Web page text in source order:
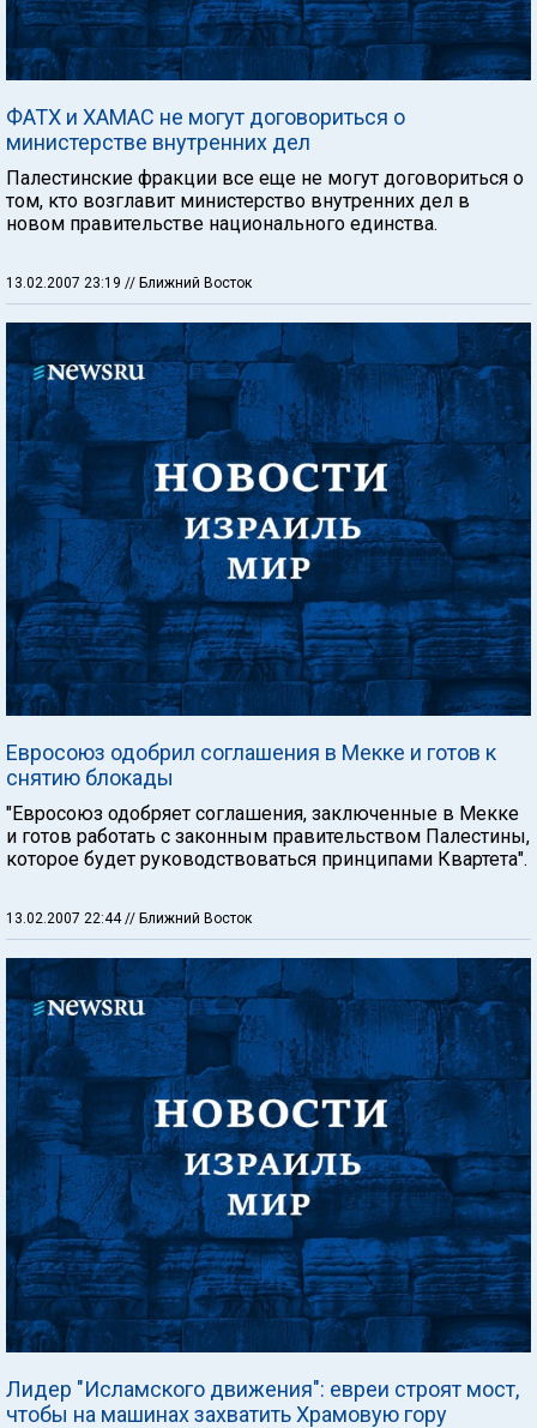
ФАТХ и ХАМАС не могут договориться о
министерстве внутренних дел
Палестинские фракции все еще не могут договориться о
том, кто возглавит министерство внутренних дел в
новом правительстве национального единства.
13.02.2007 23:19 // Ближний Восток
Евросоюз одобрил соглашения в Мекке и готов к
снятию блокады
"Евросоюз одобряет соглашения, заключенные в Мекке
и готов работать с законным правительством Палестины,
которое будет руководствоваться принципами Квартета".
13.02.2007 22:44// Ближний Восток
Лидер "Исламского движения": евреи строят мост,
чтобы на машинах захватить Храмовую гору